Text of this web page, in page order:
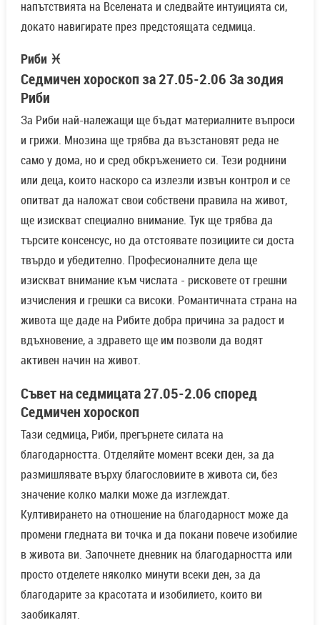
напътствията на Вселената и следвайте интуицията си,
докато навигирате през предстоящата седмица.
Риби ♓
Седмичен хороскоп за 27.05-2.06 За зодия
Риби
За Риби най-належащи ще бъдат материалните въпроси
и грижи. Мнозина ще трябва да възстановят реда не
само у дома, но и сред обкръжението си. Тези роднини
или деца, които наскоро са излезли извън контрол и се
опитват да наложат свои собствени правила на живот,
ще изискват специално внимание. Тук ще трябва да
търсите консенсус, но да отстоявате позициите си доста
твърдо и убедително. Професионалните дела ще
изискват внимание към числата - рисковете от грешни
изчисления и грешки са високи. Романтичната страна на
живота ще даде на Рибите добра причина за радост и
вдъхновение, а здравето ще им позволи да водят
активен начин на живот.
Съвет на седмицата 27.05-2.06 според
Седмичен хороскоп
Тази седмица, Риби, прегърнете силата на
благодарността. Отделяйте момент всеки ден, за да
размишлявате върху благословиите в живота си, без
значение колко малки може да изглеждат.
Култивирането на отношение на благодарност може да
промени гледната ви точка и да покани повече изобилие
в живота ви. Започнете дневник на благодарността или
просто отделете няколко минути всеки ден, за да
благодарите за красотата и изобилието, които ви
заобикалят.